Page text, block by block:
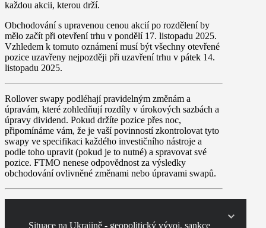
každou akcii, kterou drží.
Obchodování s upravenou cenou akcií po rozdělení by
mělo začít při otevření trhu v pondělí 17. listopadu 2025.
Vzhledem k tomuto oznámení musí být všechny otevřené
pozice uzavřeny nejpozději při uzavření trhu v pátek 14.
listopadu 2025.
Rolloverswapy podléhají pravidelným změnám a
úpravám, které zohledňují rozdíly v úrokových sazbách a
úpravy dividend. Pokud držíte pozice přes noc,
připomínáme vám, že je vaší povinností zkontrolovat tyto
swapy ve specifikaci každého investičního nástroje a
podle toho upravit (pokud je to nutné) a spravovat své
pozice. FTMO nenese odpovědnost za výsledky
obchodování ovlivněné změnami nebo úpravami swapů.
Situace na Ukrajině - geopolitický vývoj, sankce